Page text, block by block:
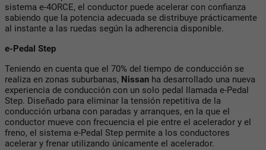
sistema e-4ORCE, el conductor puede acelerar con confianza
sabiendo que la potencia adecuada se distribuye prácticamente
al instante a las ruedas según la adherencia disponible.
e-Pedal Step
Teniendo en cuenta que el 70% del tiempo de conducción se
realiza en zonas suburbanas, Nissan ha desarrollado una nueva
experiencia de conducción con un solo pedal llamada e-Pedal
Step. Diseñado para eliminar la tensión repetitiva de la
conducción urbana con paradas y arranques, en la que el
conductor mueve con frecuencia el pie entre el acelerador y el
freno, el sistema e-Pedal Step permite a los conductores
acelerar y frenar utilizando únicamente el acelerador.